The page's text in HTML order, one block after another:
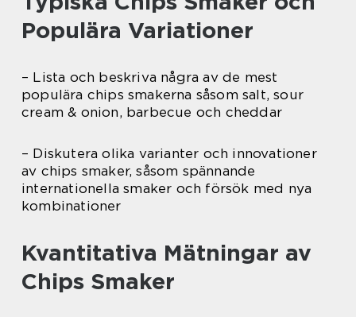
Populära Variationer
– Lista och beskriva några av de mest
populära chips smakerna såsom salt, sour
cream & onion, barbecue och cheddar
– Diskutera olika varianter och innovationer
av chips smaker, såsom spännande
internationella smaker och försök med nya
kombinationer
Kvantitativa Mätningar av
Chips Smaker